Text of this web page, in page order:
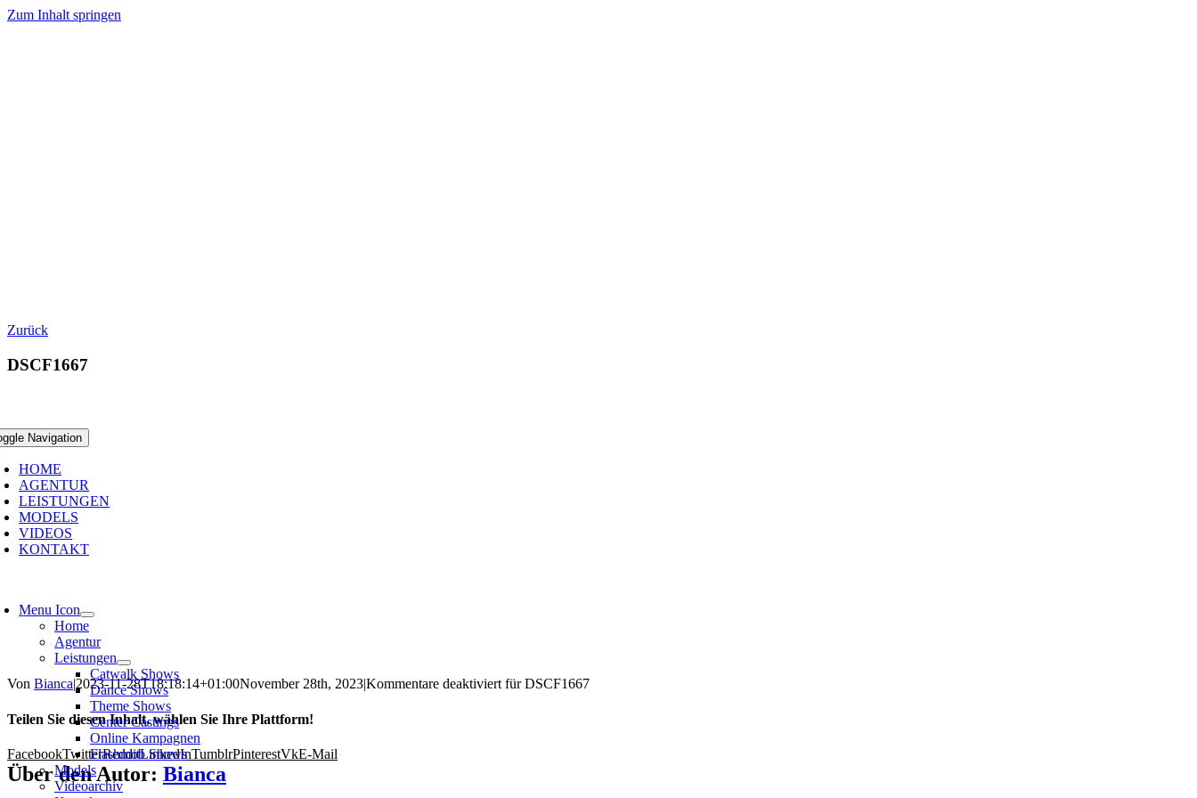
Zum Inhalt springen
Navigation
HOME
AGENTUR
LEISTUNGEN
MODELS
VIDEOS
KONTAKT
Menu Icon
Home
Agentur
Leistungen
Catwalk Shows
Dance Shows
Theme Shows
Center Castings
Online Kampagnen
Flashmob Shows
Models
Videoarchiv
Zurück
DSCF1667
Von Bianca|2023-11-28T18:18:14+01:00November 28th, 2023|Kommentare deaktiviertfür DSCF1667
Teilen Sie diesen Inhalt, wählen Sie Ihre Plattform!
FacebookTwitterRedditLinkedInTumblrPinterestVkE-Mail
Über den Autor: Bianca